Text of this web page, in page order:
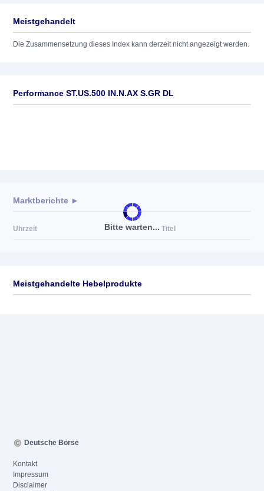
Meistgehandelt
Die Zusammensetzung dieses Index kann derzeit nicht angezeigt werden.
Performance ST.US.500 IN.N.AX S.GR DL
Bitte warten...
Marktberichte ►
Uhrzeit Titel
Meistgehandelte Hebelprodukte
Deutsche Börse
Kontakt
Impressum
Disclaimer